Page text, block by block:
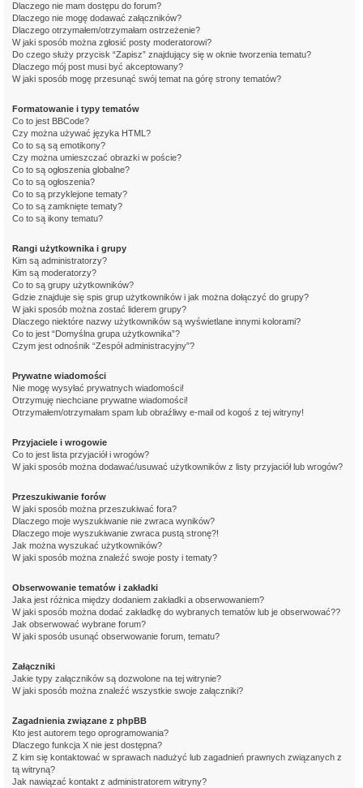
Dlaczego nie mam dostępu do forum?
Dlaczego nie mogę dodawać załączników?
Dlaczego otrzymałem/otrzymałam ostrzeżenie?
W jaki sposób można zgłosić posty moderatorowi?
Do czego służy przycisk “Zapisz” znajdujący się w oknie tworzenia tematu?
Dlaczego mój post musi być akceptowany?
W jaki sposób mogę przesunąć swój temat na górę strony tematów?
Formatowanie i typy tematów
Co to jest BBCode?
Czy można używać języka HTML?
Co to są są emotikony?
Czy można umieszczać obrazki w poście?
Co to są ogłoszenia globalne?
Co to są ogłoszenia?
Co to są przyklejone tematy?
Co to są zamknięte tematy?
Co to są ikony tematu?
Rangi użytkownika i grupy
Kim są administratorzy?
Kim są moderatorzy?
Co to są grupy użytkowników?
Gdzie znajduje się spis grup użytkowników i jak można dołączyć do grupy?
W jaki sposób można zostać liderem grupy?
Dlaczego niektóre nazwy użytkowników są wyświetlane innymi kolorami?
Co to jest “Domyślna grupa użytkownika”?
Czym jest odnośnik “Zespół administracyjny”?
Prywatne wiadomości
Nie mogę wysyłać prywatnych wiadomości!
Otrzymuję niechciane prywatne wiadomości!
Otrzymałem/otrzymałam spam lub obraźliwy e-mail od kogoś z tej witryny!
Przyjaciele i wrogowie
Co to jest lista przyjaciół i wrogów?
W jaki sposób można dodawać/usuwać użytkowników z listy przyjaciół lub wrogów?
Przeszukiwanie forów
W jaki sposób można przeszukiwać fora?
Dlaczego moje wyszukiwanie nie zwraca wyników?
Dlaczego moje wyszukiwanie zwraca pustą stronę?!
Jak można wyszukać użytkowników?
W jaki sposób można znaleźć swoje posty i tematy?
Obserwowanie tematów i zakładki
Jaka jest różnica między dodaniem zakładki a obserwowaniem?
W jaki sposób można dodać zakładkę do wybranych tematów lub je obserwować??
Jak obserwować wybrane forum?
W jaki sposób usunąć obserwowanie forum, tematu?
Załączniki
Jakie typy załączników są dozwolone na tej witrynie?
W jaki sposób można znaleźć wszystkie swoje załączniki?
Zagadnienia związane z phpBB
Kto jest autorem tego oprogramowania?
Dlaczego funkcja X nie jest dostępna?
Z kim się kontaktować w sprawach nadużyć lub zagadnień prawnych związanych z
tą witryną?
Jak nawiązać kontakt z administratorem witryny?